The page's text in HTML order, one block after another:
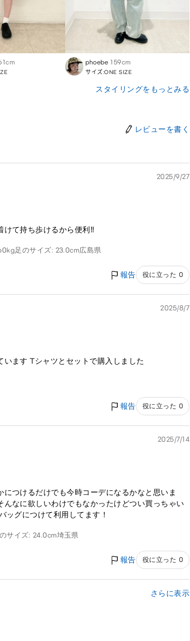
phoebe 159cm
サイズ:ONE SIZE
スタイリングをもっとみる
レビューを書く
2025/9/27
て持ち歩けるから便利‼️
足のサイズ: 23.0cm広島県
報告 役に立った 0
2025/8/7
ます Tシャツとセットで購入しました
報告 役に立った 0
2025/7/14
つけるだけでも今時コーデになるかなと思いま
なに欲しいわけでもなかったけどつい買っちゃい
ッグにつけて利用してます！
サイズ: 24.0cm埼玉県
報告 役に立った 0
さらに表示